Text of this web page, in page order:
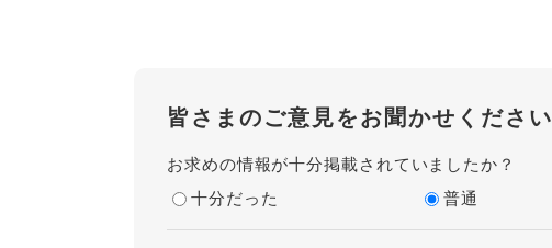
皆さまのご意見をお聞かせください
お求めの情報が十分掲載されていましたか？
十分だった
普通